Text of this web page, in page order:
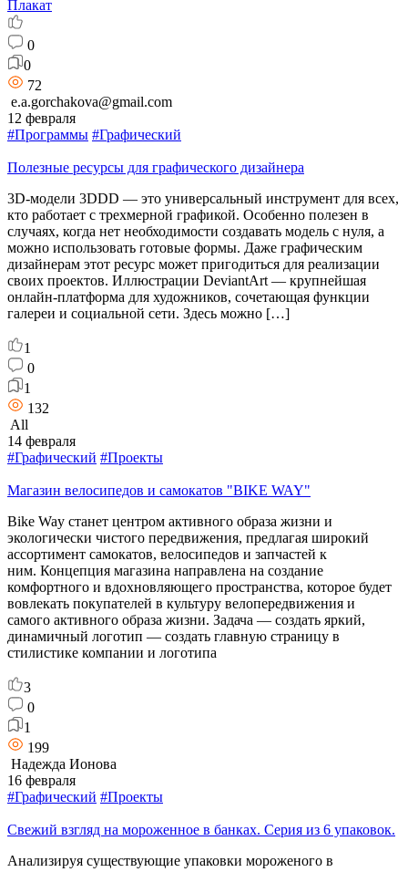
Плакат
0
0
72
e.a.gorchakova@gmail.com
12 февраля
#Программы #Графический
Полезные ресурсы для графического дизайнера
3D-модели 3DDD — это универсальный инструмент для всех,
кто работает с трехмерной графикой. Особенно полезен в
случаях, когда нет необходимости создавать модель с нуля, а
можно использовать готовые формы. Даже графическим
дизайнерам этот ресурс может пригодиться для реализации
своих проектов. Иллюстрации DeviantArt — крупнейшая
онлайн-платформа для художников, сочетающая функции
галереи и социальной сети. Здесь можно […]
1
0
1
132
All
14 февраля
#Графический #Проекты
Магазин велосипедов и самокатов "BIKE WAY"
Bike Way станет центром активного образа жизни и
экологически чистого передвижения, предлагая широкий
ассортимент самокатов, велосипедов и запчастей к
ним. Концепция магазина направлена на создание
комфортного и вдохновляющего пространства, которое будет
вовлекать покупателей в культуру велопередвижения и
самого активного образа жизни. Задача — создать яркий,
динамичный логотип — создать главную страницу в
стилистике компании и логотипа
3
0
1
199
Надежда Ионова
16 февраля
#Графический #Проекты
Свежий взгляд на мороженное в банках. Серия из 6 упаковок.
Анализируя существующие упаковки мороженого в